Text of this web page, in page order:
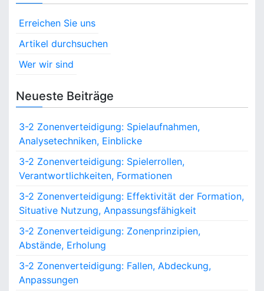
Erreichen Sie uns
Artikel durchsuchen
Wer wir sind
Neueste Beiträge
3-2 Zonenverteidigung: Spielaufnahmen,
Analysetechniken, Einblicke
3-2 Zonenverteidigung: Spielerrollen,
Verantwortlichkeiten, Formationen
3-2 Zonenverteidigung: Effektivität der Formation,
Situative Nutzung, Anpassungsfähigkeit
3-2 Zonenverteidigung: Zonenprinzipien,
Abstände, Erholung
3-2 Zonenverteidigung: Fallen, Abdeckung,
Anpassungen